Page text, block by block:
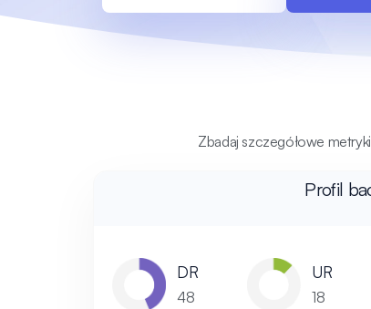
Zbadaj szczegółowe
Profil
DR
48
UR
18